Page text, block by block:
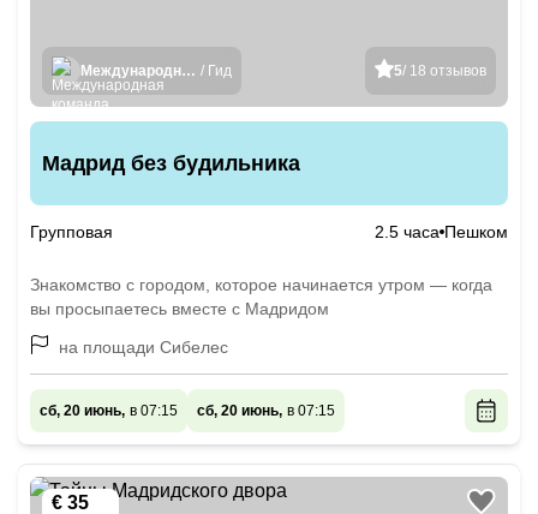
5/ 18 отзывов
Международная команда гидов / Гид
Мадрид без будильника
Групповая 2.5 часа Пешком
Знакомство с городом, которое начинается утром — когда
вы просыпаетесь вместе с Мадридом
на площади Сибелес
сб, 20 июнь, в 07:15 сб, 20 июнь, в 07:15
€ 35